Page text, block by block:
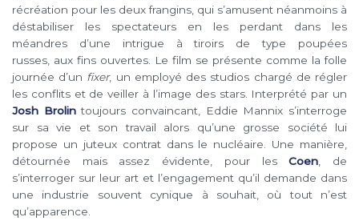
récréation pour les deux frangins, qui s’amusent néanmoins à
déstabiliser les spectateurs en les perdant dans les
méandres d’une intrigue à tiroirs de type poupées
russes, aux fins ouvertes. Le film se présente comme la folle
journée d’un fixer, un employé des studios chargé de régler
les conflits et de veiller à l’image des stars. Interprété par un
Josh Brolintoujours convaincant, Eddie Mannix s’interroge
sur sa vie et son travail alors qu’une grosse société lui
propose un juteux contrat dans le nucléaire. Une manière,
détournée mais assez évidente, pour lesCoen , de
s’interroger sur leur art et l’engagement qu’il demande dans
une industrie souvent cynique à souhait, où tout n’est
qu’apparence.